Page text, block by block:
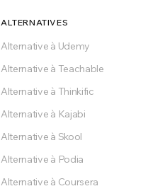
ALTERNATIVES
Alternative à Udemy
Alternative à Teachable
Alternative à Thinkific
Alternative à Kajabi
Alternative à Skool
Alternative à Podia
Alternative à Coursera